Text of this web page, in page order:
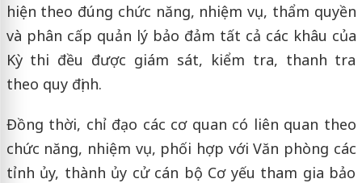
hiện theo đúng chức năng, nhiệm vụ, thẩm quyền
và phân cấp quản lý bảo đảm tất cả các khâu của
Kỳ thi đều được giám sát, kiểm tra, thanh tra
theo quy định.
Đồng thời, chỉ đạo các cơ quan có liên quan theo
chức năng, nhiệm vụ, phối hợp với Văn phòng các
tỉnh ủy, thành ủy cử cán bộ Cơ yếu tham gia bảo